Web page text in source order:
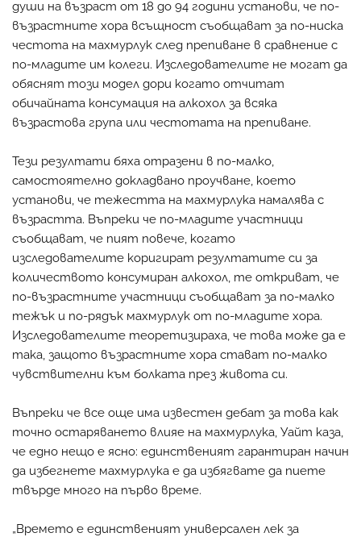
души на възраст от 18 до 94 години установи, че по-
възрастните хора всъщност съобщават за по-ниска
честота на махмурлук след препиване в сравнение с
по-младите им колеги. Изследователите не могат да
обяснят този модел дори когато отчитат
обичайната консумация на алкохол за всяка
възрастова група или честотата на препиване.
Тези резултати бяха отразени в по-малко,
самостоятелно докладвано проучване, което
установи, че тежестта на махмурлука намалява с
възрастта. Въпреки че по-младите участници
съобщават, че пият повече, когато
изследователите коригират резултатите си за
количеството консумиран алкохол, те откриват, че
по-възрастните участници съобщават за по-малко
тежък и по-рядък махмурлук от по-младите хора.
Изследователите теоретизираха, че това може да е
така, защото възрастните хора стават по-малко
чувствителни към болката през живота си.
Въпреки че все още има известен дебат за това как
точно остаряването влияе на махмурлука, Уайт каза,
че едно нещо е ясно: единственият гарантиран начин
да избегнете махмурлука е да избягвате да пиете
твърде много на първо време.
„Времето е единственият универсален лек за